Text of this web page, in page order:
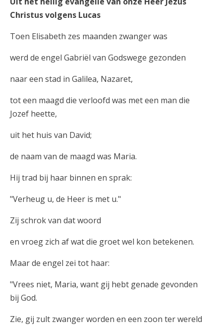
Christus volgens Lucas
Toen Elisabeth zes maanden zwanger was
werd de engel Gabriël van Godswege gezonden
naar een stad in Galilea, Nazaret,
tot een maagd die verloofd was met een man die
Jozef heette,
uit het huis van David;
de naam van de maagd was Maria.
Hij trad bij haar binnen en sprak:
"Verheug u, de Heer is met u."
Zij schrok van dat woord
en vroeg zich af wat die groet wel kon betekenen.
Maar de engel zei tot haar:
"Vrees niet, Maria, want gij hebt genade gevonden
bij God.
Zie, gij zult zwanger worden en een zoon ter wereld